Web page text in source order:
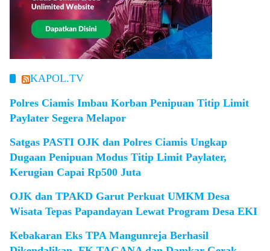
KAPOL.TV
Polres Ciamis Imbau Korban Penipuan Titip Limit
Paylater Segera Melapor
Satgas PASTI OJK dan Polres Ciamis Ungkap
Dugaan Penipuan Modus Titip Limit Paylater,
Kerugian Capai Rp500 Juta
OJK dan TPAKD Garut Perkuat UMKM Desa
Wisata Tepas Papandayan Lewat Program Desa EKI
Kebakaran Eks TPA Mangunreja Berhasil